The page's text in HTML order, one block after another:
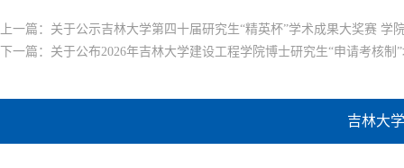
上一篇： 关于公示吉林大学第四十届研究生“精英杯”学术成果大奖赛 学
下一篇： 关于公布2026年吉林大学建设工程学院博士研究生“申请考核
吉林大